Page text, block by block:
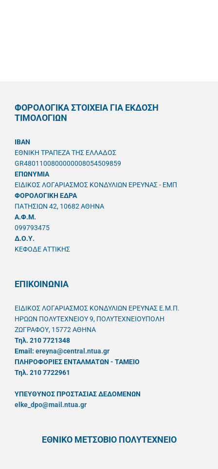
ΦΟΡΟΛΟΓΙΚΑ ΣΤΟΙΧΕΙΑ ΓΙΑ ΕΚΔΟΣΗ
ΤΙΜΟΛΟΓΙΩΝ
IBAN
ΕΘΝΙΚΗ ΤΡΑΠΕΖΑ ΤΗΣ ΕΛΛΑΔΟΣ
GR4801100800000008054509859
ΕΠΩΝΥΜΙΑ
ΕΙΔΙΚΟΣ ΛΟΓΑΡΙΑΣΜΟΣ ΚΟΝΔΥΛΙΩΝ ΕΡΕΥΝΑΣ - ΕΜΠ
ΦΟΡΟΛΟΓΙΚΗ ΕΔΡΑ
ΠΑΤΗΣΙΩΝ 42, 10682 ΑΘΗΝΑ
A.Φ.Μ.
099793475
Δ.Ο.Υ.
ΚΕΦΟΔΕ ΑΤΤΙΚΗΣ
ΕΠΙΚΟΙΝΩΝΙΑ
ΕΙΔΙΚΟΣ ΛΟΓΑΡΙΑΣΜΟΣ ΚΟΝΔΥΛΙΩΝ ΕΡΕΥΝΑΣ Ε.Μ.Π.
ΗΡΩΩΝ ΠΟΛΥΤΕΧΝΕΙΟΥ 9, ΠΟΛΥΤΕΧΝΕΙΟΥΠΟΛΗ
ΖΩΓΡΑΦΟΥ, 15772 ΑΘΗΝΑ
Τηλ. 210 7721348
Email: ereyna@central.ntua.gr
ΠΛΗΡΟΦΟΡΙΕΣ ΕΝΤΑΛΜΑΤΩΝ - ΤΑΜΕΙΟ
Τηλ. 210 7722961
ΥΠΕΥΘYΝΟΣ ΠΡΟΣΤΑΣΙΑΣ ΔΕΔΟΜΕΝΩΝ
elke_dpo@mail.ntua.gr
ΕΘΝΙΚΟ ΜΕΤΣΟΒΙΟ ΠΟΛΥΤΕΧΝΕΙΟ